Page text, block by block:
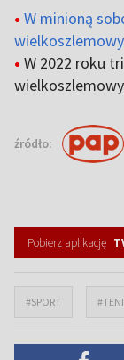
• W minioną
• W 2022 roku
źródło:
Pobierz aplikację
#SPORT